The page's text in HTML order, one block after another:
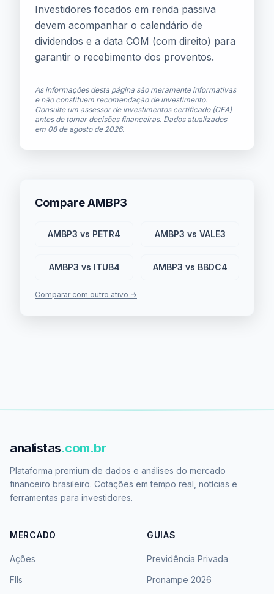
Investidores focados em renda passiva
devem acompanhar o calendário de
dividendos e a data COM (com direito) para
garantir o recebimento dos proventos.
As informações desta página são meramente informativas
e não constituem recomendação de investimento.
Consulte um assessor de investimentos certificado (CEA)
antes de tomar decisões financeiras. Dados atualizados
em 08 de agosto de 2026.
Compare AMBP3
AMBP3 vs PETR4 AMBP3 vs VALE3
AMBP3 vs ITUB4 AMBP3 vs BBDC4
Comparar com outro ativo →
analistas.com.br
Plataforma premium de dados e análises do mercado
financeiro brasileiro. Cotações em tempo real, notícias e
ferramentas para investidores.
MERCADO
Ações
FIIs
GUIAS
Previdência Privada
Pronampe 2026